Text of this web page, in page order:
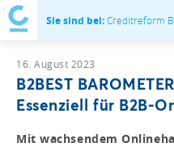
Sie sind bei:Creditreform
16. August 2023
B2BEST
Essenziell für B2B-
Mit wachsendem